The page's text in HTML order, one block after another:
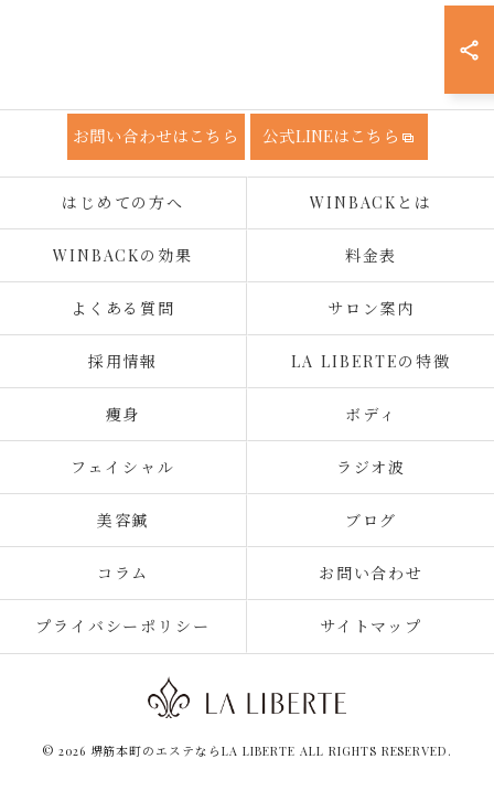
お問い合わせはこちら 公式LINEはこちら
はじめての方へ WINBACKとは
WINBACKの効果 料金表
よくある質問 サロン案内
採用情報 LA LIBERTEの特徴
痩身 ボディ
フェイシャル ラジオ波
美容鍼 ブログ
コラム お問い合わせ
プライバシーポリシー サイトマップ
© 2026 堺筋本町のエステならLA LIBERTE ALL RIGHTS RESERVED.